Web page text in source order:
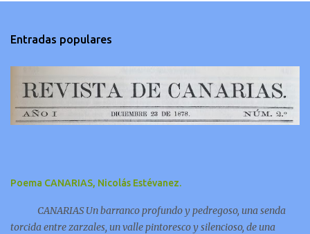
Entradas populares
Poema CANARIAS, Nicolás Estévanez.
CANARIAS Un barranco profundo y pedregoso, una senda
torcida entre zarzales, un valle pintoresco y silencioso, de una